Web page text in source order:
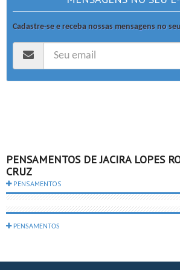
Cadastre-se e receba nossas mensagens no
PENSAMENTOS DE JACIRA LOPES
CRUZ
PENSAMENTOS
PENSAMENTOS